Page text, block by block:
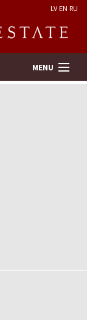
LV EN RU
MENU